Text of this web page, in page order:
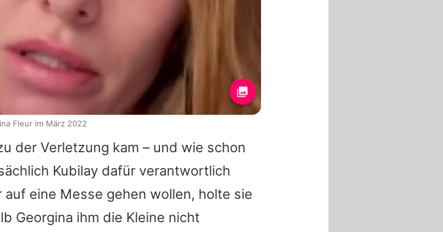
der Verletzung kam – und wie schon
Kubilay dafür verantwortlich
eine Messe gehen wollen, holte sie
Georgina ihm die Kleine nicht
Fleur im März 2022